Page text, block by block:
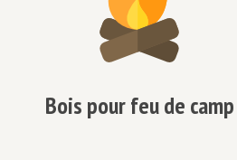
Bois pour feu de camp